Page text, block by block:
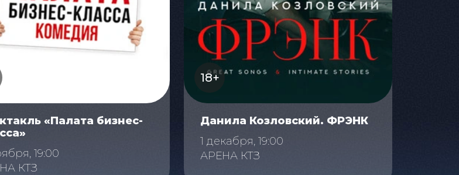
«Палата бизнес-
19:00
КТЗ
18+
Данила Козловский. ФРЭНК
1 декабря, 19:00
АРЕНА КТЗ